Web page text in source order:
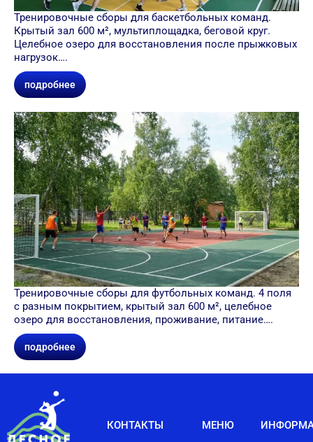
Тренировочные сборы для баскетбольных команд.
Крытый зал 600 м², мультиплощадка, беговой круг.
Целебное озеро для восстановления после прыжковых
нагрузок….
подробнее
Тренировочные сборы для футбольных команд. 4 поля
с разным покрытием, крытый зал 600 м², целебное
озеро для восстановления, проживание, питание….
подробнее
МЕНЮ
КОНТАКТЫ